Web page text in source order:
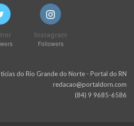
Instagram
Followers
do Rio Grande do Norte - Portal do RN
redacao@portaldorn.com
(84) 9 9685-6586